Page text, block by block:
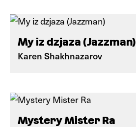
My iz dzjaza (Jazzman)
Karen Shakhnazarov
Mystery Mister Ra